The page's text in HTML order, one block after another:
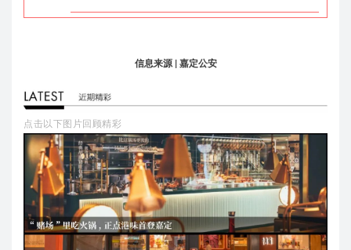
信息来源| 嘉定公安
点击以下图片回顾精彩